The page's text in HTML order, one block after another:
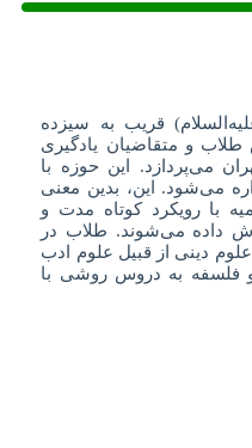
قریب به سیزده
و متقاضیان یادگیری
می‌پردازد. این حوزه با
می‌شود. این، بدین معنی
با رویکرد کوتاه مدت و
داده می‌شوند. طلاب در
دینی از قبیل علوم ادب
فلسفه به دروس روشی با